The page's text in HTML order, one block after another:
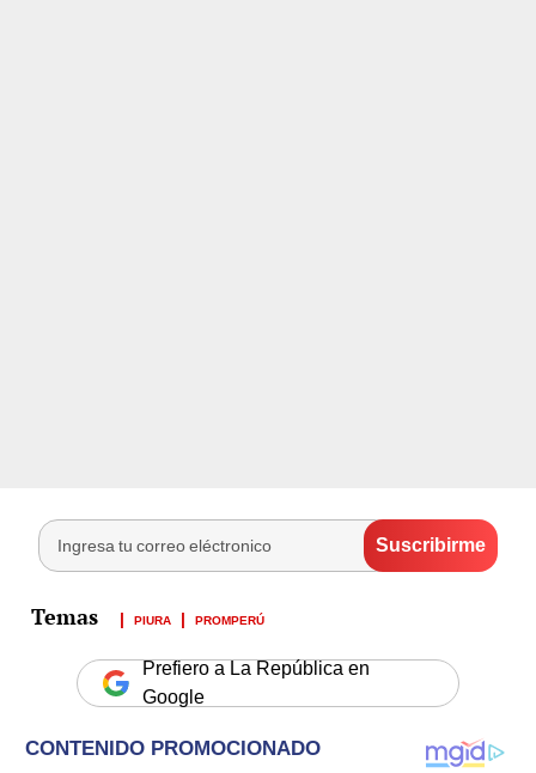
PIURA PROMPERÚ
Prefiero a La República en
Google